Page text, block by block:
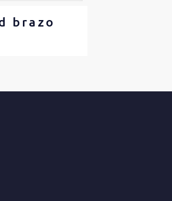
brazo